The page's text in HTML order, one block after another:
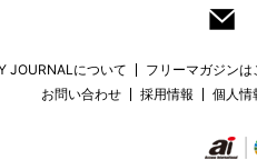
JOURNALについて フリーマガジンは
お問い合わせ
採用情報 個人情